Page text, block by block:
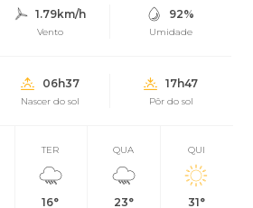
1.79km/h
Vento
92%
Umidade
06h37
Nascer do sol
17h47
Pôr do sol
TER
16°
QUA
23°
QUI
31°